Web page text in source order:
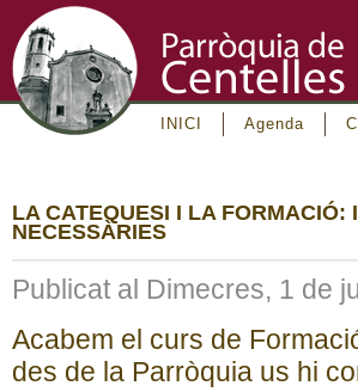
INICI Agenda
LA CATEQUESI I LA FORMACIÓ:
NECESSÀRIES
Publicat al Dimecres, 1 de
Acabem el curs de
des de la Parròquia us hi